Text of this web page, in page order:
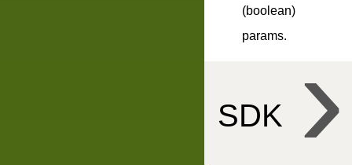
(boolean)
params.
SDK